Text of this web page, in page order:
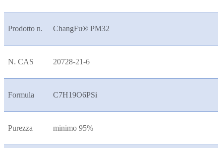
Prodotto n. ChangFu® PM32
N. CAS 20728-21-6
Formula C7H19O6PSi
Purezza minimo 95%